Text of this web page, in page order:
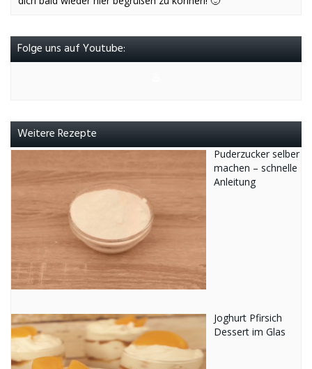
Folge uns auf Youtube:
Weitere Rezepte
Puderzucker selber
machen – schnelle
Anleitung
Joghurt Pfirsich
Dessert im Glas